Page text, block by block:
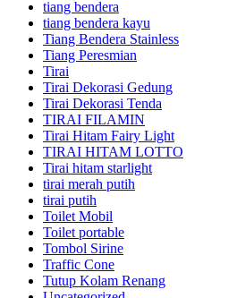
tiang bendera
tiang bendera kayu
Tiang Bendera Stainless
Tiang Peresmian
Tirai
Tirai Dekorasi Gedung
Tirai Dekorasi Tenda
TIRAI FILAMIN
Tirai Hitam Fairy Light
TIRAI HITAM LOTTO
Tirai hitam starlight
tirai merah putih
tirai putih
Toilet Mobil
Toilet portable
Tombol Sirine
Traffic Cone
Tutup Kolam Renang